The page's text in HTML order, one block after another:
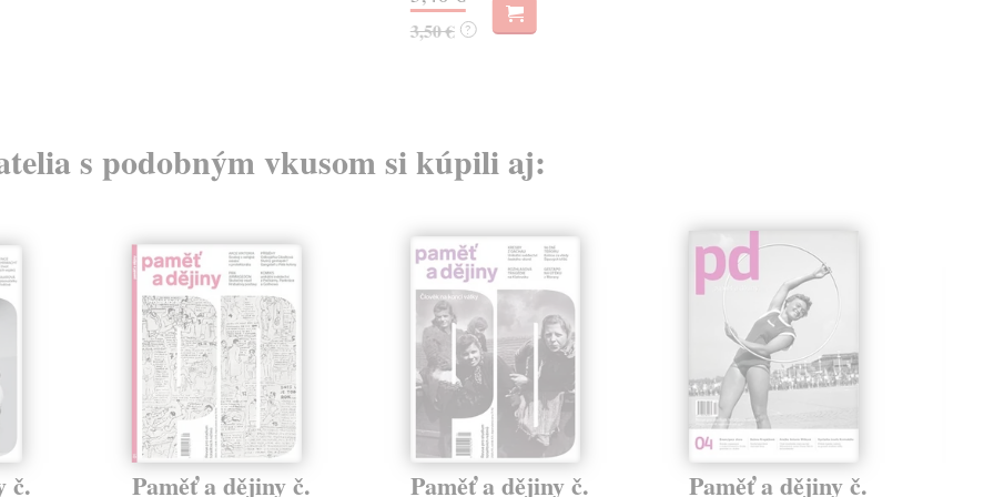
3,50 € ?
s podobným vkusom si kúpili aj:
č. Paměť a dějiny č. Paměť a dějiny č. Paměť a dějiny č.